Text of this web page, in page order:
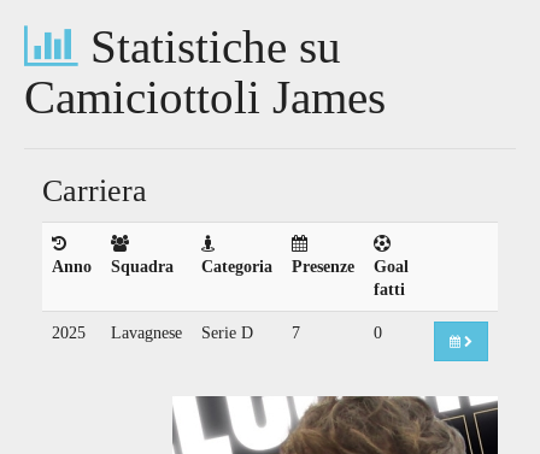
Statistiche su
Camiciottoli James
Carriera
Anno Squadra Categoria Presenze
Goal
fatti
2025 Lavagnese Serie D 7 0